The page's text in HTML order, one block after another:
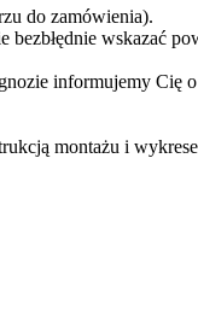
do zamówienia).
wskazać
informujemy Cię
montażu i